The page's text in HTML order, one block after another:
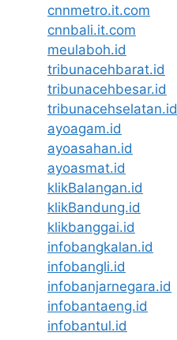
cnnmetro.it.com
cnnbali.it.com
meulaboh.id
tribunacehbarat.id
tribunacehbesar.id
tribunacehselatan.id
ayoagam.id
ayoasahan.id
ayoasmat.id
klikBalangan.id
klikBandung.id
klikbanggai.id
infobangkalan.id
infobangli.id
infobanjarnegara.id
infobantaeng.id
infobantul.id